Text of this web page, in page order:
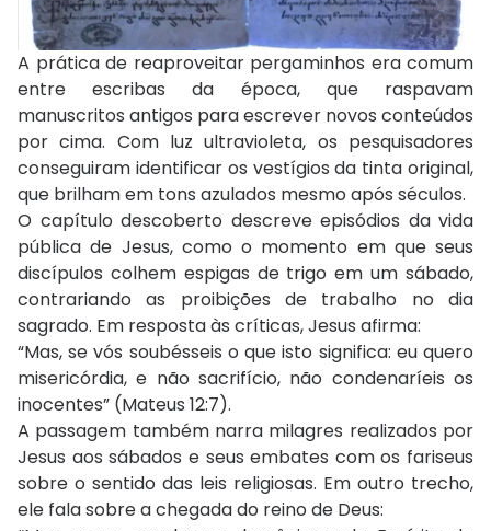
A prática de reaproveitar pergaminhos era comum
entre escribas da época, que raspavam
manuscritos antigos para escrever novos conteúdos
por cima. Com luz ultravioleta, os pesquisadores
conseguiram identificar os vestígios da tinta original,
que brilham em tons azulados mesmo após séculos.
O capítulo descoberto descreve episódios da vida
pública de Jesus, como o momento em que seus
discípulos colhem espigas de trigo em um sábado,
contrariando as proibições de trabalho no dia
sagrado. Em resposta às críticas, Jesus afirma:
“Mas, se vós soubésseis o que isto significa: eu quero
misericórdia, e não sacrifício, não condenaríeis os
inocentes” (Mateus 12:7).
A passagem também narra milagres realizados por
Jesus aos sábados e seus embates com os fariseus
sobre o sentido das leis religiosas. Em outro trecho,
ele fala sobre a chegada do reino de Deus: